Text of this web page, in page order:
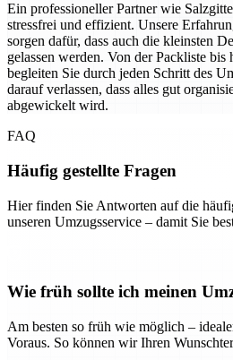
Ein professioneller Partner wie
stressfrei und effizient. Unsere
sorgen dafür, dass auch die kleinsten
gelassen werden. Von der Packliste
begleiten Sie durch jeden Schritt des
darauf verlassen, dass alles gut
abgewickelt wird.
FAQ
Häufig gestellte Fragen
Hier finden Sie Antworten auf die
unseren Umzugsservice – damit Sie
Wie früh sollte ich meinen
Am besten so früh wie möglich –
Voraus. So können wir Ihren